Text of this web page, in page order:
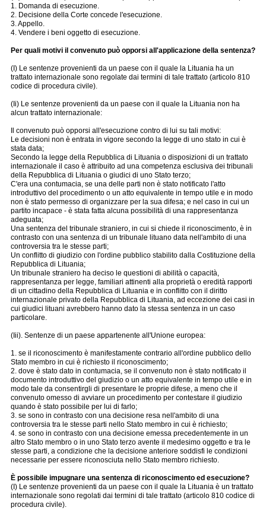
1. Domanda di esecuzione.
2. Decisione della Corte concede l'esecuzione.
3. Appello.
4. Vendere i beni oggetto di esecuzione.
Per quali motivi il convenuto può opporsi all'applicazione della sentenza?
(I) Le sentenze provenienti da un paese con il quale la Lituania ha un
trattato internazionale sono regolate dai termini di tale trattato (articolo 810
codice di procedura civile).
(Ii) Le sentenze provenienti da un paese con il quale la Lituania non ha
alcun trattato internazionale:
Il convenuto può opporsi all'esecuzione contro di lui su tali motivi:
Le decisioni non è entrata in vigore secondo la legge di uno stato in cui è
stata data;
Secondo la legge della Repubblica di Lituania o disposizioni di un trattato
internazionale il caso è attribuito ad una competenza esclusiva dei tribunali
della Repubblica di Lituania o giudici di uno Stato terzo;
C'era una contumacia, se una delle parti non è stato notificato l'atto
introduttivo del procedimento o un atto equivalente in tempo utile e in modo
non è stato permesso di organizzare per la sua difesa; e nel caso in cui un
partito incapace - è stata fatta alcuna possibilità di una rappresentanza
adeguata;
Una sentenza del tribunale straniero, in cui si chiede il riconoscimento, è in
contrasto con una sentenza di un tribunale lituano data nell'ambito di una
controversia tra le stesse parti;
Un conflitto di giudizio con l'ordine pubblico stabilito dalla Costituzione della
Repubblica di Lituania;
Un tribunale straniero ha deciso le questioni di abilità o capacità,
rappresentanza per legge, familiari attinenti alla proprietà o eredità rapporti
di un cittadino della Repubblica di Lituania e in conflitto con il diritto
internazionale privato della Repubblica di Lituania, ad eccezione dei casi in
cui giudici lituani avrebbero hanno dato la stessa sentenza in un caso
particolare.
(Iii). Sentenze di un paese appartenente all'Unione europea:
1. se il riconoscimento è manifestamente contrario all'ordine pubblico dello
Stato membro in cui è richiesto il riconoscimento;
2. dove è stato dato in contumacia, se il convenuto non è stato notificato il
documento introduttivo del giudizio o un atto equivalente in tempo utile e in
modo tale da consentirgli di presentare le proprie difese, a meno che il
convenuto omesso di avviare un procedimento per contestare il giudizio
quando è stato possibile per lui di farlo;
3. se sono in contrasto con una decisione resa nell'ambito di una
controversia tra le stesse parti nello Stato membro in cui è richiesto;
4. se sono in contrasto con una decisione emessa precedentemente in un
altro Stato membro o in uno Stato terzo avente il medesimo oggetto e tra le
stesse parti, a condizione che la decisione anteriore soddisfi le condizioni
necessarie per essere riconosciuta nello Stato membro richiesto.
È possibile impugnare una sentenza di riconoscimento ed esecuzione?
(I) Le sentenze provenienti da un paese con il quale la Lituania è un trattato
internazionale sono regolati dai termini di tale trattato (articolo 810 codice di
procedura civile).